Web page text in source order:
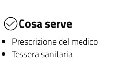
Cosa serve
Prescrizione del medico
Tessera sanitaria